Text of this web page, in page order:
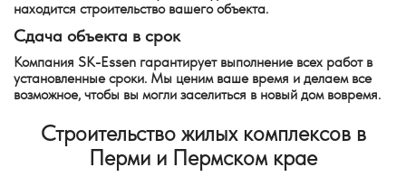
находится строительство вашего объекта.
Сдача объекта в срок
Компания SK-Essen гарантирует выполнение всех работ в
установленные сроки. Мы ценим ваше время и делаем все
возможное, чтобы вы могли заселиться в новый дом вовремя.
Строительство жилых комплексов в
Перми и Пермском крае